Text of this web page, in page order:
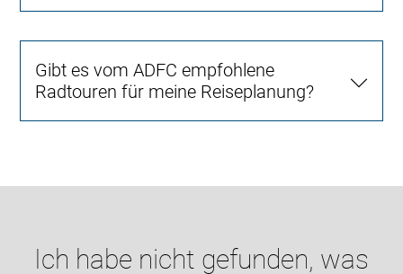
Gibt es vom ADFC empfohlene
Radtouren für meine Reiseplanung?
Ich habe nicht gefunden, was